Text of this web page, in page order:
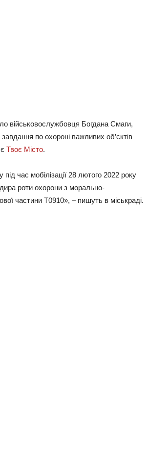
військовослужбовця Богдана Смаги,
по охороні важливих об’єктів
Твоє Місто.
час мобілізації 28 лютого 2022 року
роти охорони з морально-
частини Т0910», – пишуть в міськраді.